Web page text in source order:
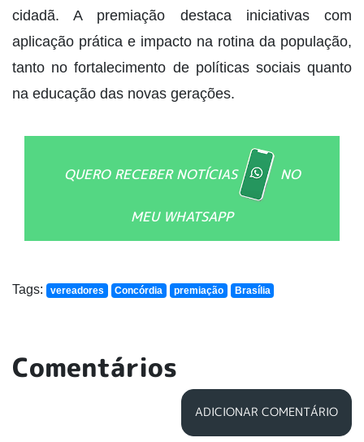
cidadã. A premiação destaca iniciativas com
aplicação prática e impacto na rotina da população,
tanto no fortalecimento de políticas sociais quanto
na educação das novas gerações.
QUERO RECEBER NOTÍCIAS NO
MEU WHATSAPP
Tags: vereadores Concórdia premiação Brasília
Comentários
ADICIONAR COMENTÁRIO